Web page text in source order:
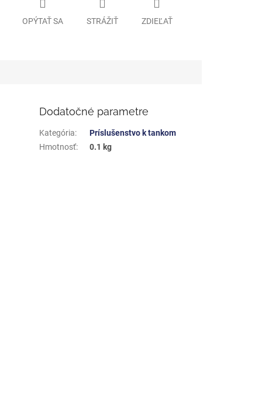
OPÝTAŤ SA STRÁŽIŤ ZDIEĽAŤ
Dodatočné parametre
Kategória:
Príslušenstvo k tankom
Hmotnosť: 0.1 kg